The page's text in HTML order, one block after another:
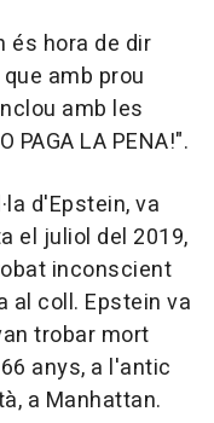
és hora de dir
amb prou
amb les
PAGA LA PENA!".
d'Epstein, va
el juliol del 2019,
inconscient
al coll. Epstein va
trobar mort
anys, a l'antic
a Manhattan.